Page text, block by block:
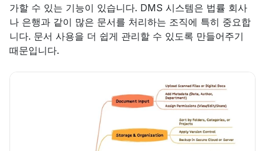
가할 수 있는 기능이 있습니다. DMS 시스템은 법률 회사
나 은행과 같이 많은 문서를 처리하는 조직에 특히 중요합
니다. 문서 사용을 더 쉽게 관리할 수 있도록 만들어주기
때문입니다.